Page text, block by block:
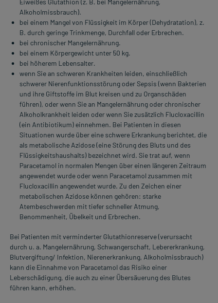
Alkoholmissbrauch).
bei einem Mangel von Flüssigkeit im Körper (Dehydratation), z.
B. durch geringe Trinkmenge, Durchfall oder Erbrechen.
bei chronischer Mangelernährung.
bei einem Körpergewicht unter 50 kg.
bei höherem Lebensalter.
wenn Sie an schweren Krankheiten leiden, einschließlich
schwerer Nierenfunktionsstörung oder Sepsis (wenn Bakterien
und ihre Giftstoffe im Blut kreisen und zu Organschäden
führen), oder wenn Sie an Mangelernährung oder chronischer
Alkoholkrankheit leiden oder wenn Sie zusätzlich Flucloxacillin
(ein Antibiotikum) einnehmen. Bei Patienten in diesen
Situationen wurde über eine schwere Erkrankung berichtet, die
als metabolische Azidose (eine Störung des Bluts und des
Flüssigkeitshaushalts) bezeichnet wird. Sie trat auf, wenn
Paracetamol in normalen Mengen über einen längeren Zeitraum
angewendet wurde oder wenn Paracetamol zusammen mit
Flucloxacillin angewendet wurde. Zu den Zeichen einer
metabolischen Azidose können gehören: starke
Atembeschwerden mit tiefer schneller Atmung,
Benommenheit, Übelkeit und Erbrechen.
Bei Patienten mit verminderter Glutathionreserve (verursacht
durch u. a. Mangelernährung, Schwangerschaft, Lebererkrankung,
Blutvergiftung/ Infektion, Nierenerkrankung, Alkoholmissbrauch)
kann die Einnahme von Paracetamol das Risiko einer
Leberschädigung, die auch zu einer Übersäuerung des Blutes
führen kann, erhöhen.